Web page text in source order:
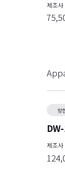
제조사
방
제조사